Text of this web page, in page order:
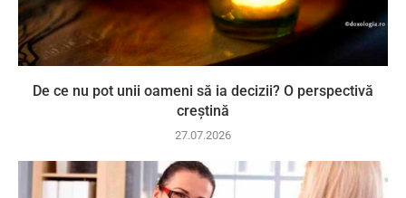
De ce nu pot unii oameni să ia decizii? O perspectivă
creștină
27.07.2026